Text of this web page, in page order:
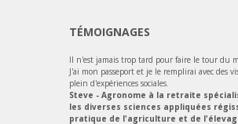
TÉMOIGNAGES
Il n'est jamais trop tard pour faire le tour du
J'ai mon passeport et je le remplirai avec des
plein d'expériences sociales.
Steve - Agronome à la retraite
les diverses sciences appliquées
pratique de l'agriculture et de